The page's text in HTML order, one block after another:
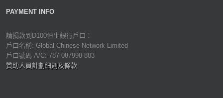
PAYMENT INFO
請捐款到D100恒生銀行戶口：
戶口名稱: Global Chinese Network Limited
戶口號碼 A/C: 787-087998-883
贊助人員計劃細則及條款